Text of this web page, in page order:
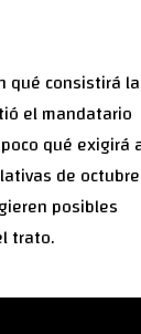
qué consistirá
el mandatario
qué exigirá
de
posibles
trato.